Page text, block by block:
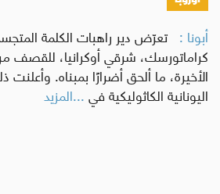
أبونا : تعرّض دير راهبات الكلمة
كراماتورسك، شرقي أوكرانيا، للقصف
الأخيرة، ما ألحق أضرارًا بمبناه.
اليونانية الكاثوليكية في...المزيد